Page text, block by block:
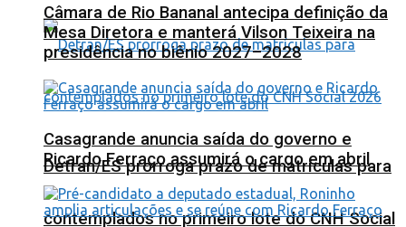
Detran/ES prorroga prazo de matrículas para
contemplados no primeiro lote do CNH Social
Câmara de Rio Bananal antecipa definição da
Mesa Diretora e manterá Vilson Teixeira na
presidência no biênio 2027–2028
Casagrande anuncia saída do governo e
Ricardo Ferraço assumirá o cargo em abril